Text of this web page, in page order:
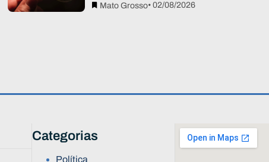
Mato Grosso• 02/08/2026
Categorias
Política